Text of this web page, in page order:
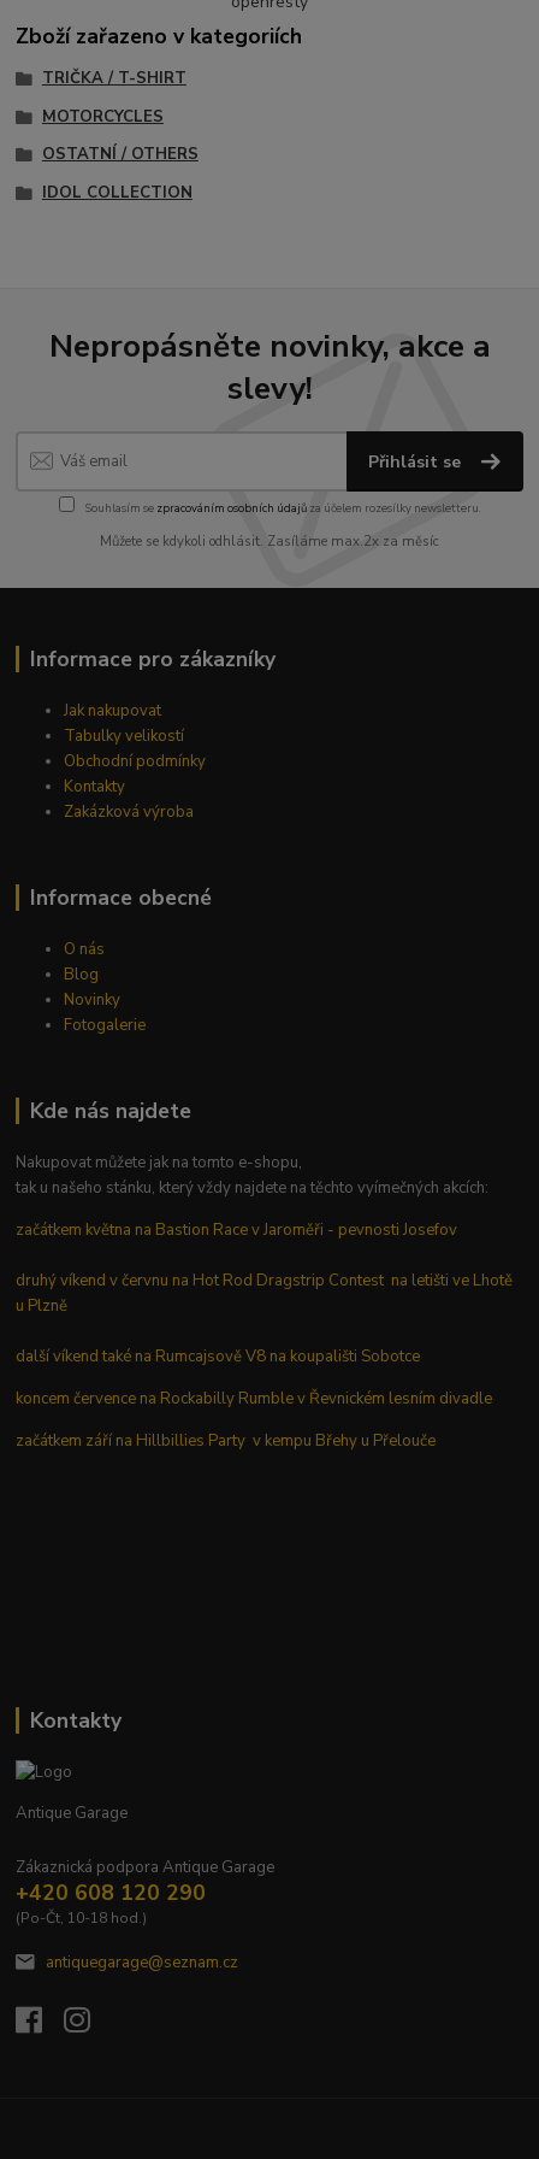
Zboží zařazeno v kategoriích
TRIČKA / T-SHIRT
MOTORCYCLES
OSTATNÍ / OTHERS
IDOL COLLECTION
Nepropásněte novinky, akce a
slevy!
Přihlásit se
Souhlasím se zpracováním osobních údajůza účelem rozesílky newsletteru.
Můžete se kdykoli odhlásit. Zasíláme max.2x za měsíc
Informace pro zákazníky
Jak nakupovat
Tabulky velikostí
Obchodní podmínky
Kontakty
Zakázková výroba
Informace obecné
O nás
Blog
Novinky
Fotogalerie
Kde nás najdete
Nakupovat můžete jak na tomto e-shopu,
tak u našeho stánku, který vždy najdete na těchto vyímečných akcích:
začátkem května na Bastion Race v Jaroměři - pevnosti Josefov
druhý víkend v červnu na Hot Rod Dragstrip Contest na letišti ve Lhotě
u Plzně
další víkend také na Rumcajsově V8 na koupališti Sobotce
koncem července na Rockabilly Rumble v Řevnickém lesním divadle
začátkem září na Hillbillies Party v kempu Břehy u Přelouče
Kontakty
Antique Garage
Zákaznická podpora Antique Garage
+420 608 120 290
(Po-Čt, 10-18 hod.)
antiquegarage@seznam.cz